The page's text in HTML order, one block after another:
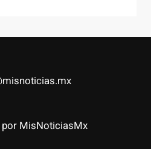
MisNoticiasMx